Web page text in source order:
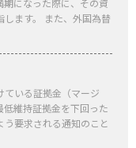
になった際に、その資
ます。 また、外国為替
ている証拠金（マージ
維持証拠金を下回った
要求される通知のこと